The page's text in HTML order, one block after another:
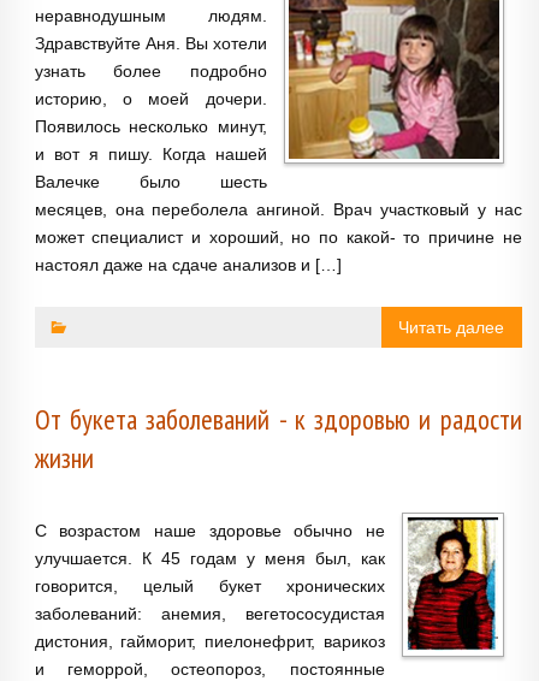
неравнодушным людям.
Здравствуйте Аня. Вы хотели
узнать более подробно
историю, о моей дочери.
Появилось несколько минут,
и вот я пишу. Когда нашей
Валечке было шесть
месяцев, она переболела ангиной. Врач участковый у нас
может специалист и хороший, но по какой- то причине не
настоял даже на сдаче анализов и […]
Читать далее
От букета заболеваний - к здоровью и радости
жизни
С возрастом наше здоровье обычно не
улучшается. К 45 годам у меня был, как
говорится, целый букет хронических
заболеваний: анемия, вегетососудистая
дистония, гайморит, пиелонефрит, варикоз
и геморрой, остеопороз, постоянные